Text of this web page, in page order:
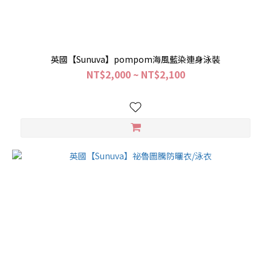
英國【Sunuva】pompom海風藍染連身泳裝
NT$2,000 ~ NT$2,100